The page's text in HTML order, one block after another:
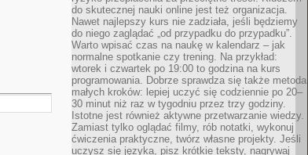
do skutecznej nauki online jest też organizacja.
Nawet najlepszy kurs nie zadziała, jeśli będziemy
do niego zaglądać „od przypadku do przypadku”.
Warto wpisać czas na naukę w kalendarz – jak
normalne spotkanie czy trening. Na przykład:
wtorek i czwartek po 19:00 to godzina na kurs
programowania. Dobrze sprawdza się także metoda
małych kroków: lepiej uczyć się codziennie po 20–
30 minut niż raz w tygodniu przez trzy godziny.
Istotne jest również aktywne przetwarzanie wiedzy.
Zamiast tylko oglądać filmy, rób notatki, wykonuj
ćwiczenia praktyczne, twórz własne projekty. Jeśli
uczysz się języka, pisz krótkie teksty, nagrywaj